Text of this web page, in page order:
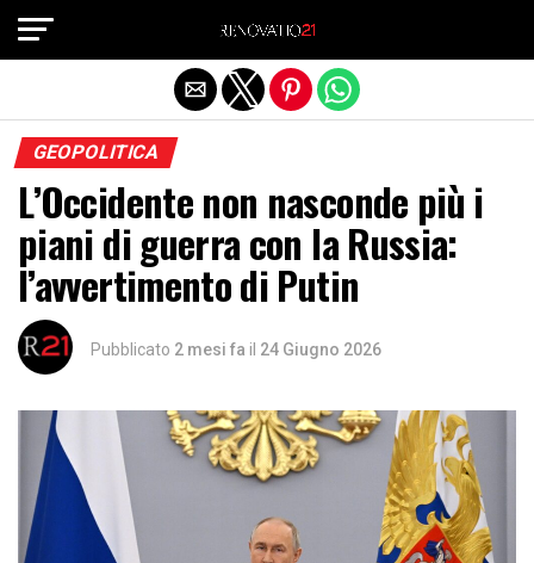
GEOPOLITICA
L’Occidente non nasconde più i
piani di guerra con la Russia:
l’avvertimento di Putin
Pubblicato 2 mesi fa il 24 Giugno 2026
Exit mobile version